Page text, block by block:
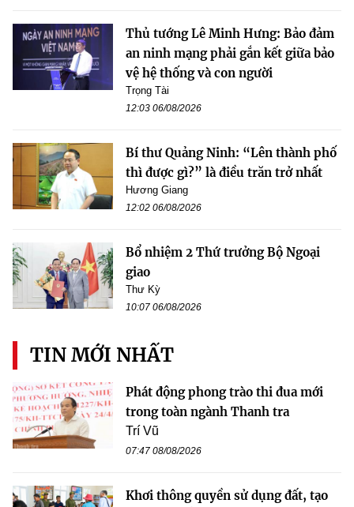
Thủ tướng Lê Minh Hưng: Bảo đảm
an ninh mạng phải gắn kết giữa bảo
vệ hệ thống và con người
Trọng Tài
12:03 06/08/2026
Bí thư Quảng Ninh: “Lên thành phố
thì được gì?” là điều trăn trở nhất
Hương Giang
12:02 06/08/2026
Bổ nhiệm 2 Thứ trưởng Bộ Ngoại
giao
Thư Kỳ
10:07 06/08/2026
TIN MỚI NHẤT
Phát động phong trào thi đua mới
trong toàn ngành Thanh tra
Trí Vũ
07:47 08/08/2026
Khơi thông quyền sử dụng đất, tạo